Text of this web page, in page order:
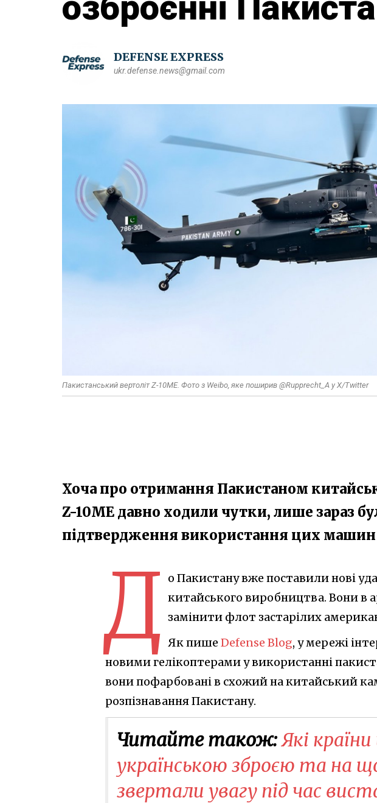
DEFENSE EXPRESS
ukr.defense.news@gmail.com
Пакистанський вертоліт Z-10ME. Фото з Weibo, яке поширив @Rupprecht_A у X/Twitter
Хоча про отримання Пакистаном
Z-10ME давно ходили чутки, лише зараз
підтвердження використання цих машин
Д о Пакистану вже поставили нові
китайського виробництва. Вони в
замінити флот застарілих
Як пише Defense Blog, у мережі
новими гелікоптерами у використанні
вони пофарбовані в схожий на китайський
розпізнавання Пакистану.
Читайте також:Які
українською зброєю та на
звертали увагу під час